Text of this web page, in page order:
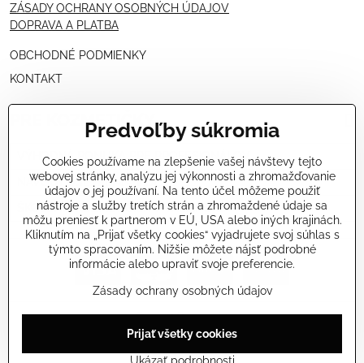
ZÁSADY OCHRANY OSOBNÝCH ÚDAJOV
DOPRAVA A PLATBA
OBCHODNÉ PODMIENKY
KONTAKT
PRE KOZMETIČKY
VÝHODNÁ PONUKA PRE PROFESIONÁLOV
NÁVODY OŠETRENÍ - VIDEÁ
ŠKOLENIE KOZMETIČIEK V TALIANSKU
©2026Copyright
Predvoľby súkromiaZásady ochrany osobných údajov
Stav objednávky
Predvoľby súkromia
Cookies používame na zlepšenie vašej návštevy tejto
webovej stránky, analýzu jej výkonnosti a zhromažďovanie
údajov o jej používaní. Na tento účel môžeme použiť
nástroje a služby tretích strán a zhromaždené údaje sa
môžu preniesť k partnerom v EÚ, USA alebo iných krajinách.
Kliknutím na „Prijať všetky cookies“ vyjadrujete svoj súhlas s
týmto spracovaním. Nižšie môžete nájsť podrobné
informácie alebo upraviť svoje preferencie.
Zásady ochrany osobných údajov
Prijať všetky cookies